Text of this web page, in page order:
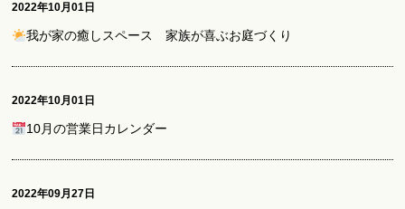
2022年10月01日
我が家の癒しスペース 家族が喜ぶお庭づくり
2022年10月01日
10月の営業日カレンダー
2022年09月27日